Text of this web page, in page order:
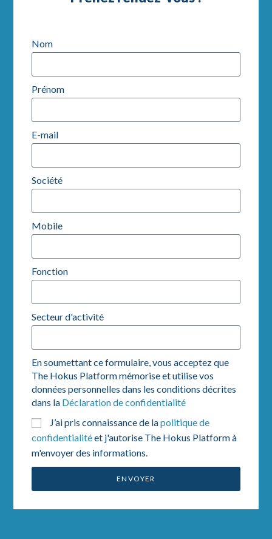
Nom
Prénom
E-mail
Société
Mobile
Fonction
Secteur d'activité
En soumettant ce formulaire, vous acceptez que
The Hokus Platform mémorise et utilise vos
données personnelles dans les conditions décrites
dans la Déclaration de confidentialité
J’ai pris connaissance de lapolitique de
confidentialitéet j'autorise The Hokus Platform à
m'envoyer des informations.
ENVOYER